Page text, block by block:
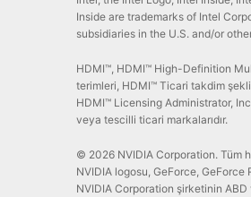
Inside are trademarks of Intel
subsidiaries in the U.S. and/or
HDMI™, HDMI™ High-Definition
terimleri, HDMI™ Ticari takdim
HDMI™ Licensing Administrator,
veya tescilli ticari markalarıdır.
© 2026 NVIDIA Corporation. Tüm
NVIDIA logosu, GeForce, GeForce
NVIDIA Corporation şirketinin